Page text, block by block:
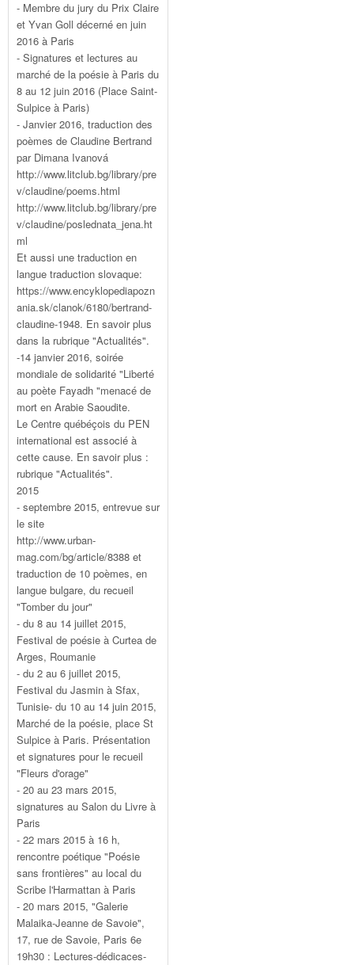
- Membre du jury du Prix Claire
et Yvan Goll décerné en juin
2016 à Paris
- Signatures et lectures au
marché de la poésie à Paris du
8 au 12 juin 2016 (Place Saint-
Sulpice à Paris)
- Janvier 2016, traduction des
poèmes de Claudine Bertrand
par Dimana Ivanová
http://www.litclub.bg/library/pre
v/claudine/poems.html
http://www.litclub.bg/library/pre
v/claudine/poslednata_jena.ht
ml
Et aussi une traduction en
langue traduction slovaque:
https://www.encyklopediapozn
ania.sk/clanok/6180/bertrand-
claudine-1948. En savoir plus
dans la rubrique "Actualités".
-14 janvier 2016, soirée
mondiale de solidarité "Liberté
au poète Fayadh "menacé de
mort en Arabie Saoudite.
Le Centre québéçois du PEN
international est associé à
cette cause. En savoir plus :
rubrique "Actualités".
2015
- septembre 2015, entrevue sur
le site
http://www.urban-
mag.com/bg/article/8388 et
traduction de 10 poèmes, en
langue bulgare, du recueil
"Tomber du jour"
- du 8 au 14 juillet 2015,
Festival de poésie à Curtea de
Arges, Roumanie
- du 2 au 6 juillet 2015,
Festival du Jasmin à Sfax,
Tunisie- du 10 au 14 juin 2015,
Marché de la poésie, place St
Sulpice à Paris. Présentation
et signatures pour le recueil
"Fleurs d'orage"
- 20 au 23 mars 2015,
signatures au Salon du Livre à
Paris
- 22 mars 2015 à 16 h,
rencontre poétique "Poésie
sans frontières" au local du
Scribe l'Harmattan à Paris
- 20 mars 2015, "Galerie
Malaika-Jeanne de Savoie",
17, rue de Savoie, Paris 6e
19h30 : Lectures-dédicaces-